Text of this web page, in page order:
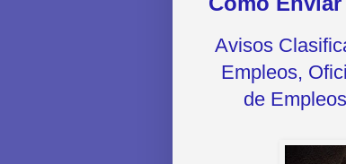
Avisos
Empleos,
de